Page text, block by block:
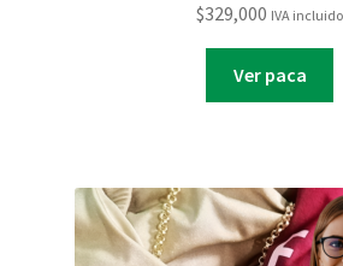
$329,000 IVA incluido
Ver paca